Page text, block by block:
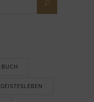
BUCH
GEISTESLEBEN